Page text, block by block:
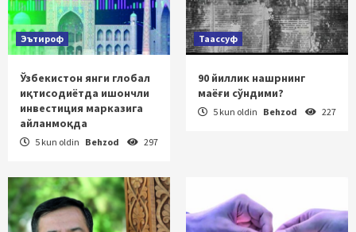
Эътироф
Ўзбекистон янги глобал
иқтисодиётда ишончли
инвестиция марказига
айланмоқда
5 kun oldin Behzod 297
Таассуф
90 йиллик нашрнинг
маёғи сўндими?
5 kun oldin Behzod 227